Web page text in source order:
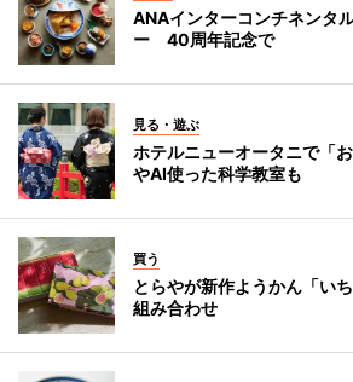
ANAインターコンチネンタ
ー 40周年記念で
見る・遊ぶ
ホテルニューオータニで「
やAI使った科学教室も
買う
とらやが新作ようかん「い
組み合わせ